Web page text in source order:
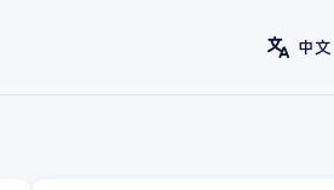
中文